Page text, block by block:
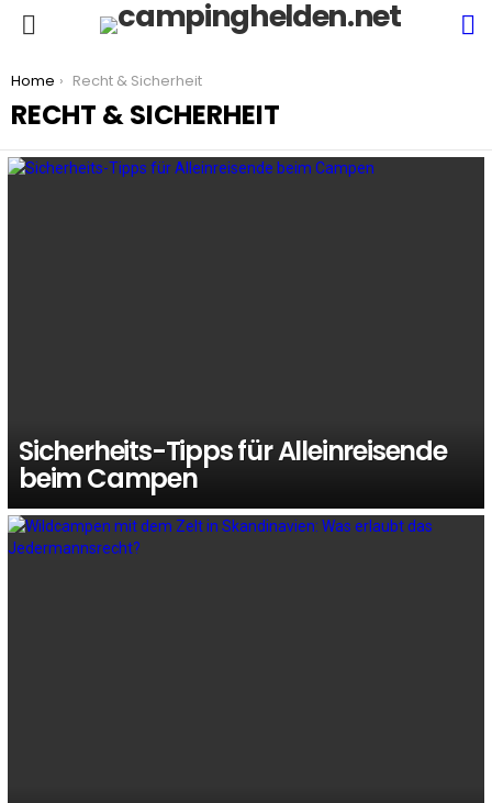
You are here:
Home Recht & Sicherheit
RECHT & SICHERHEIT
Sicherheits-Tipps für Alleinreisende
beim Campen